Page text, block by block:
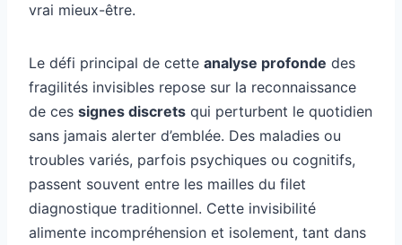
vrai mieux-être.
Le défi principal de cette analyse profonde des
fragilités invisibles repose sur la reconnaissance
de ces signes discrets qui perturbent le quotidien
sans jamais alerter d’emblée. Des maladies ou
troubles variés, parfois psychiques ou cognitifs,
passent souvent entre les mailles du filet
diagnostique traditionnel. Cette invisibilité
alimente incompréhension et isolement, tant dans